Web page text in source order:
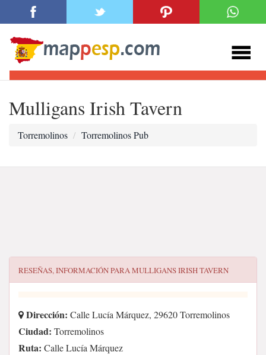
Mulligans Irish Tavern
Torremolinos Torremolinos Pub
RESEÑAS, INFORMACIÓN PARAMULLIGANS IRISH TAVERN
Dirección: Calle Lucía Márquez, 29620 Torremolinos
Ciudad: Torremolinos
Ruta: Calle Lucía Márquez